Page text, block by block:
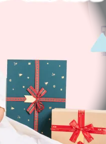
階段
的拿法指導喔～
片輔助，熟悉開闔動作。
指及中指練習開闔動作。